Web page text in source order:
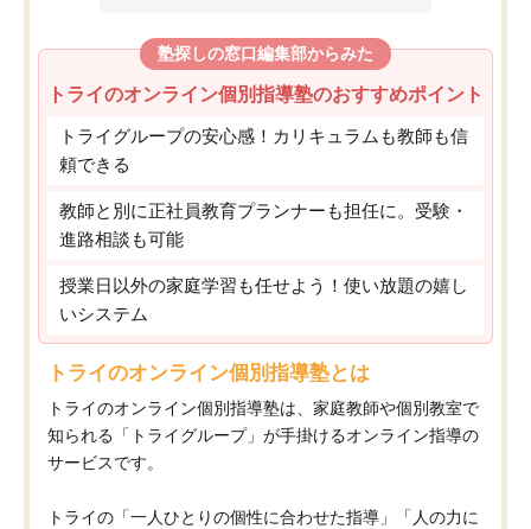
塾探しの窓口編集部からみた
トライのオンライン個別指導塾のおすすめポイント
トライグループの安心感！カリキュラムも教師も信
頼できる
教師と別に正社員教育プランナーも担任に。受験・
進路相談も可能
授業日以外の家庭学習も任せよう！使い放題の嬉し
いシステム
トライのオンライン個別指導塾とは
トライのオンライン個別指導塾は、家庭教師や個別教室で
知られる「トライグループ」が手掛けるオンライン指導の
サービスです。
トライの「一人ひとりの個性に合わせた指導」「人の力に